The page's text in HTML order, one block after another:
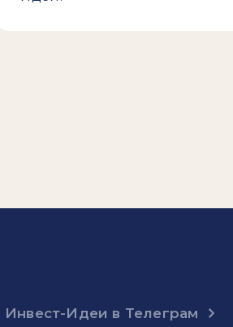
Инвест-Идеи в Телеграм